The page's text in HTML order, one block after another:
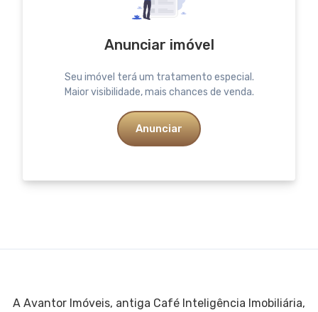
Anunciar imóvel
Seu imóvel terá um tratamento especial.
Maior visibilidade, mais chances de venda.
Anunciar
A Avantor Imóveis, antiga Café Inteligência Imobiliária,